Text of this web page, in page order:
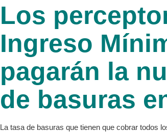
Los
Ingreso
pagarán la
de basuras
La tasa de basuras que tienen que cobrar todos